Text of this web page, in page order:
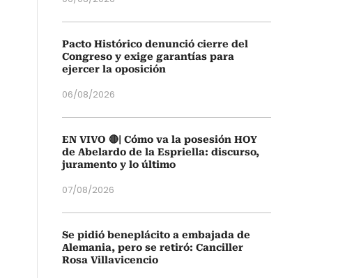
Pacto Histórico denunció cierre del
Congreso y exige garantías para
ejercer la oposición
06/08/2026
EN VIVO 🔴| Cómo va la posesión HOY
de Abelardo de la Espriella: discurso,
juramento y lo último
07/08/2026
Se pidió beneplácito a embajada de
Alemania, pero se retiró: Canciller
Rosa Villavicencio